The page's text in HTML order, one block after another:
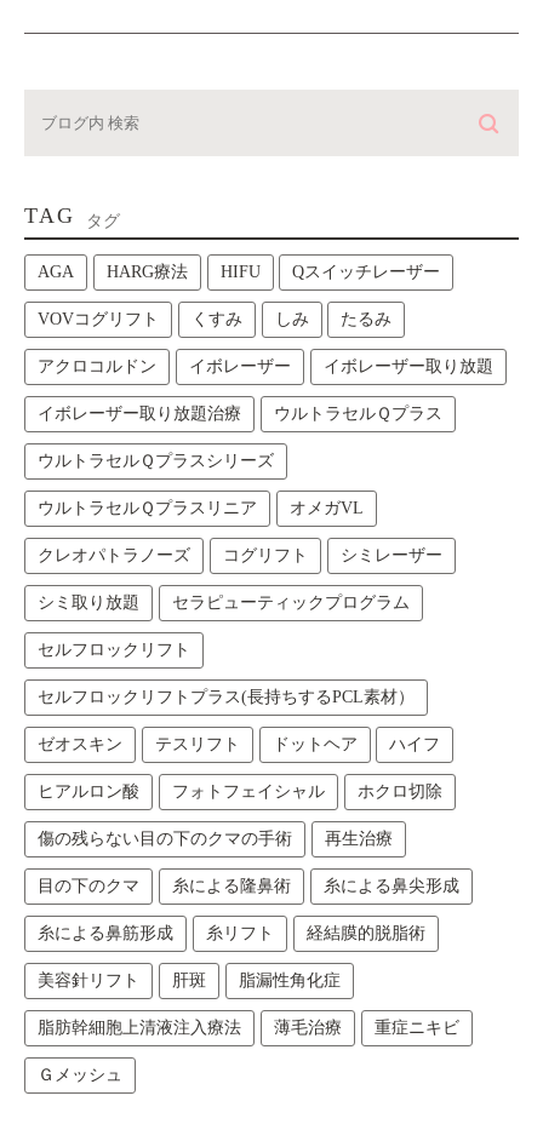
TAG タグ
AGA HARG療法 HIFU Qスイッチレーザー
VOVコグリフト くすみ しみ たるみ
アクロコルドン イボレーザー イボレーザー取り放題
イボレーザー取り放題治療 ウルトラセルＱプラス
ウルトラセルＱプラスシリーズ
ウルトラセルＱプラスリニア オメガVL
クレオパトラノーズ コグリフト シミレーザー
シミ取り放題 セラピューティックプログラム
セルフロックリフト
セルフロックリフトプラス(長持ちするPCL素材）
ゼオスキン テスリフト ドットヘア ハイフ
ヒアルロン酸 フォトフェイシャル ホクロ切除
傷の残らない目の下のクマの手術 再生治療
目の下のクマ 糸による隆鼻術 糸による鼻尖形成
糸による鼻筋形成 糸リフト 経結膜的脱脂術
美容針リフト 肝斑 脂漏性角化症
脂肪幹細胞上清液注入療法 薄毛治療 重症ニキビ
Ｇメッシュ